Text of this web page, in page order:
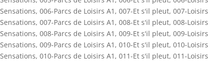
Sensations, 006-Parcs de Loisirs A1 , 007-Et s'il pleut, 007-Loisirs
Sensations, 007-Parcs de Loisirs A1 , 008-Et s'il pleut, 008-Loisirs
Sensations, 008-Parcs de Loisirs A1 , 009-Et s'il pleut, 009-Loisirs
Sensations, 009-Parcs de Loisirs A1 , 010-Et s'il pleut, 010-Loisirs
Sensations, 010-Parcs de Loisirs A1 , 011-Et s'il pleut, 011-Loisirs